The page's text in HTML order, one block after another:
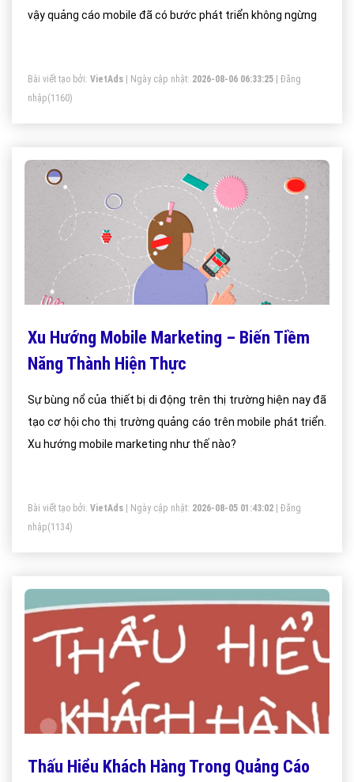
vậy quảng cáo mobile đã có bước phát triển không ngừng
Bài viết tạo bởi: VietAds | Ngày cập nhật: 2026-08-06 06:33:25
Đăng
nhập(1160)
Xu Hướng Mobile Marketing – Biến Tiềm
Năng Thành Hiện Thực
Sự bùng nổ của thiết bị di động trên thị trường hiện nay đã
tạo cơ hội cho thị trường quảng cáo trên mobile phát triển.
Xu hướng mobile marketing như thế nào?
Bài viết tạo bởi: VietAds | Ngày cập nhật: 2026-08-05 01:43:02
Đăng
nhập(1134)
Thấu Hiểu Khách Hàng Trong Quảng Cáo